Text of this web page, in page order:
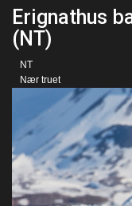
Erignathus
(NT)
NT
Nær truet